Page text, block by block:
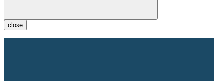
close